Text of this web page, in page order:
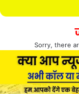
Sorry, there